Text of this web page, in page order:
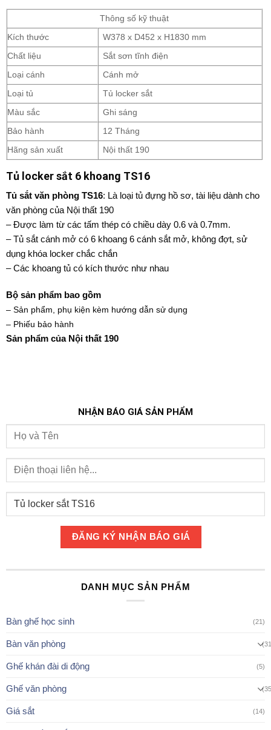
Thông số kỹ thuật
Kích thước W378 x D452 x H1830 mm
Chất liệu Sắt sơn tĩnh điện
Loại cánh Cánh mở
Loại tủ Tủ locker sắt
Màu sắc Ghi sáng
Bảo hành 12 Tháng
Hãng sản xuất Nội thất 190
Tủ locker sắt 6 khoang TS16
Tủ sắt văn phòngTS16: Là loại tủ đựng hồ sơ, tài liệu dành cho
văn phòng của Nội thất 190
– Được làm từ các tấm thép có chiều dày 0.6 và 0.7mm.
– Tủ sắt cánh mở có 6 khoang 6 cánh sắt mở, không đợt, sử
dụng khóa locker chắc chắn
– Các khoang tủ có kích thước như nhau
Bộ sản phẩm bao gồm
– Sản phẩm, phụ kiện kèm hướng dẫn sử dụng
– Phiếu bảo hành
Sản phẩm của Nội thất 190
NHẬN BÁO GIÁ SẢN PHẨM
DANH MỤC SẢN PHẨM
Bàn ghế học sinh (21)
Bàn văn phòng
Ghế khán đài di động (5)
Ghế văn phòng
Giá sắt (14)